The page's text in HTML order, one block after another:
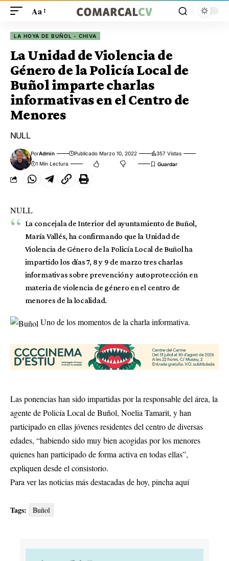
Aa
LA HOYA DE BUÑOL - CHIVA
La Unidad de Violencia de
Género de la Policía Local de
Buñol imparte charlas
informativas en el Centro de
Menores
NULL
PorAdmin Publicado Marzo 10, 2022
357 Vistas
1 Min Lectura
NULL
La concejala de Interior del ayuntamiento de Buñol,
María Vallés, ha confirmando que la Unidad de
Violencia de Género de la Policía Local de Buñol ha
impartido los días 7, 8 y 9 de marzo tres charlas
informativas sobre prevención y autoprotección en
materia de violencia de género en el centro de
menores de la localidad.
Uno de los momentos de la charla informativa.
Las ponencias han sido impartidas por la responsable del área, la
agente de Policía Local de Buñol, Noelia Tamarit, y han
participado en ellas jóvenes residentes del centro de diversas
edades, “habiendo sido muy bien acogidas por los menores
quienes han participado de forma activa en todas ellas”,
expliquen desde el consistorio.
Para ver las noticias más destacadas de hoy, pincha aquí
Tags: Buñol